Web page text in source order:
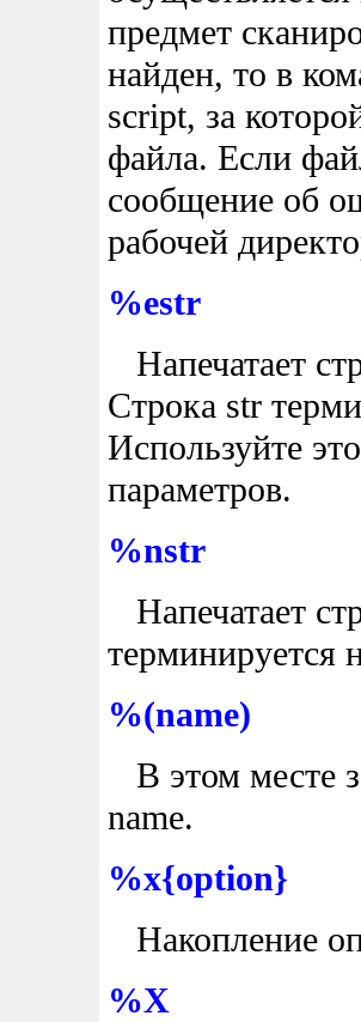
предмет
найден, то в
script, за
файла. Если
сообщение об
рабочей
%estr
Напечатает
Строка str
Используйте
параметров.
%nstr
Напечатает
терминируется
%(name)
В этом месте
name.
%x{option}
Накопление
%X